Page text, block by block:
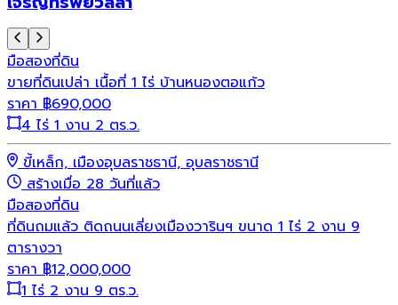
มือสองที่ดิน
ขายที่ดินเปล่า เนื้อที่ 1 ไร่ บ้านหนองตอแก้ว
ราคา ฿690,000
4 ไร่ 1 งาน 2 ตร.ว.
ขี้เหล็ก, เมืองอุบลราชธานี, อุบลราชธานี
สร้างเมื่อ 28 วันที่แล้ว
มือสองที่ดิน
ที่ดินถมแล้ว ติดถนนเลี่ยงเมืองวารินฯ ขนาด 1 ไร่ 2 งาน 9
ตารางวา
ราคา ฿12,000,000
1 ไร่ 2 งาน 9 ตร.ว.